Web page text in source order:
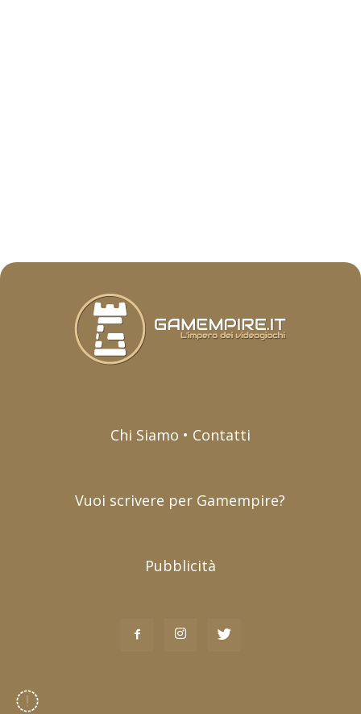
Chi Siamo • Contatti
Vuoi scrivere per Gamempire?
Pubblicità